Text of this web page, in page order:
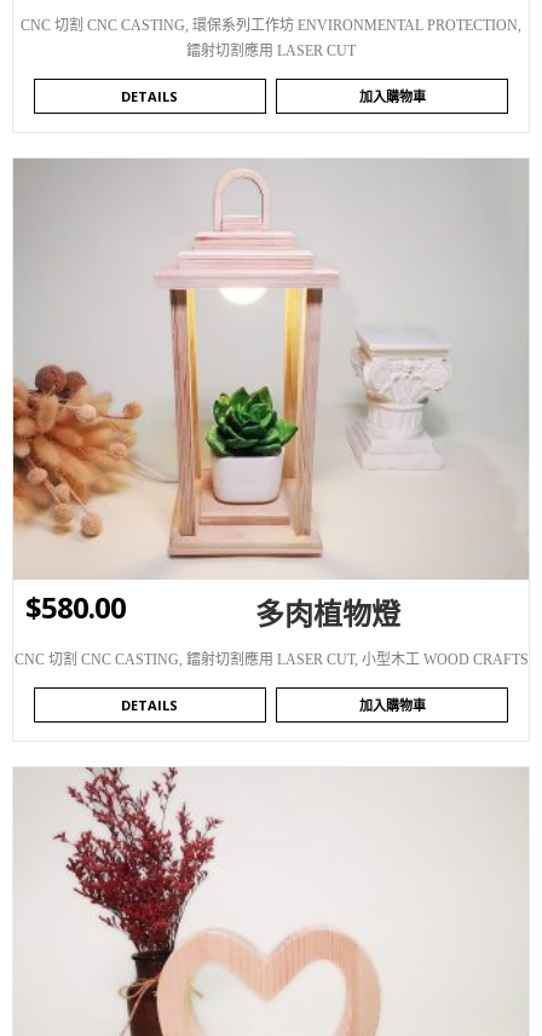
CNC 切割 CNC CASTING 環保系列工作坊 ENVIRONMENTAL PROTECTION
鐳射切割應用 LASER CUT
DETAILS 加入購物車
WISHLIST
$580.00 多肉植物燈
CNC 切割 CNC CASTING, 鐳射切割應用 LASER CUT, 小型木工 WOOD CRAFTS
DETAILS 加入購物車
WISHLIST